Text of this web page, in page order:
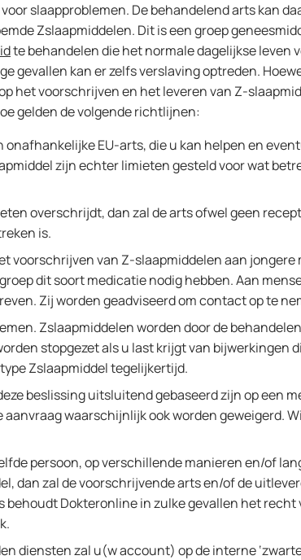
slaapproblemen. De behandelend arts kan
Zslaapmiddelen. Dit is een groep
te behandelen die het normale dagelijkse leven
gevallen kan er zelfs verslaving optreden.
het voorschrijven en het leveren van Z-
gelden de volgende richtlijnen:
EU-arts, die u kan helpen en
zijn echter limieten gesteld voor wat
overschrijdt, dan zal de arts ofwel geen
is.
voorschrijven van Z-slaapmiddelen aan jongere
dit soort medicatie nodig hebben. Aan
Zij worden geadviseerd om contact op te
Zslaapmiddelen worden door de
stopgezet als u last krijgt van bijwerkingen
Zslaapmiddel tegelijkertijd.
beslissing uitsluitend gebaseerd zijn op een
waarschijnlijk ook worden geweigerd.
persoon, op verschillende manieren en/of
dan zal de voorschrijvende arts en/of de
Dokteronline in zulke gevallen het recht
diensten zal u(w account) op de interne